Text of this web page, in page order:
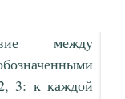
между
3: к каждой